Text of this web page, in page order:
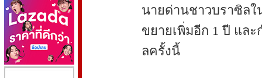
นายด่านชาวบราซิล
ขยายเพิ่มอีก 1 ปี แล
ลครั้งนี้